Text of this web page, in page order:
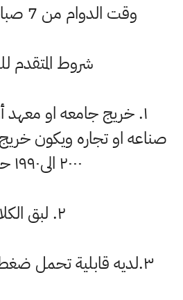
وقت الدوام من 7 صباحا الى 4 عصرا
شروط المتقدم
١. خريج جامعه او معهد
او تجاره ويكون خريج